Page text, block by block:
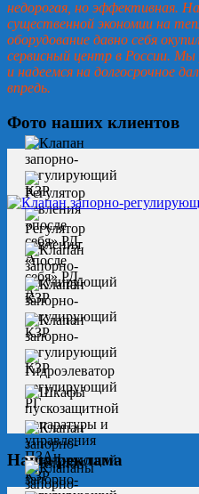
недорогая, но эффективная.
существенной экономии на
оборудование давно себя
сервисный центр в России. Мы
и надеемся на долгосрочное
впредь.
Фото наших клиентов
Наша реклама